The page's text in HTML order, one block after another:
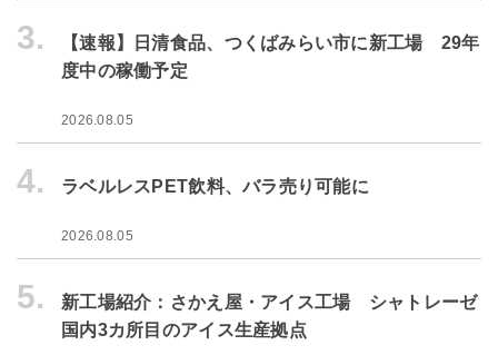
3.
【速報】日清食品、つくばみらい市に新工場 29年
度中の稼働予定
2026.08.05
4. ラベルレスPET飲料、バラ売り可能に
2026.08.05
5.
新工場紹介：さかえ屋・アイス工場 シャトレーゼ
国内3カ所目のアイス生産拠点